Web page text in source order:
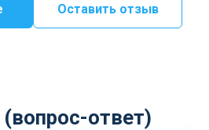
Оставить отзыв
(вопрос-ответ)